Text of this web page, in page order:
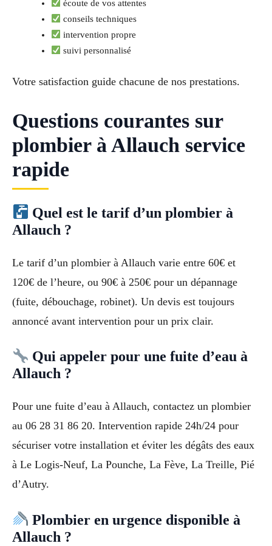
écoute de vos attentes
conseils techniques
intervention propre
suivi personnalisé
Votre satisfaction guide chacune de nos prestations.
Questions courantes sur
plombier à Allauch service
rapide
Quel est le tarif d’un plombier à
Allauch ?
Le tarif d’un plombier à Allauch varie entre 60€ et
120€ de l’heure, ou 90€ à 250€ pour un dépannage
(fuite, débouchage, robinet). Un devis est toujours
annoncé avant intervention pour un prix clair.
Qui appeler pour une fuite d’eau à
Allauch ?
Pour une fuite d’eau à Allauch, contactez un plombier
au 06 28 31 86 20. Intervention rapide 24h/24 pour
sécuriser votre installation et éviter les dégâts des eaux
à Le Logis-Neuf, La Pounche, La Fève, La Treille, Pié
d’Autry.
Plombier en urgence disponible à
Allauch ?